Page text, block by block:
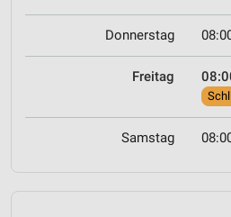
Donnerstag
Freitag
Samstag